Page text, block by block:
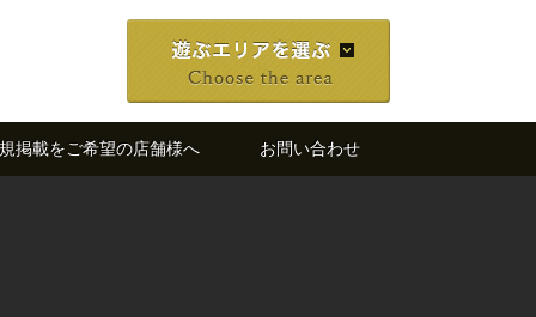
掲載をご希望の店舗様へ お問い合わせ